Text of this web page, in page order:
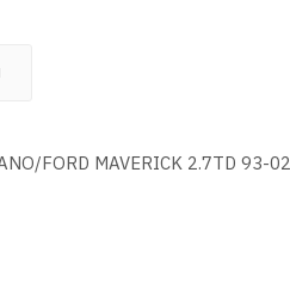
FORD MAVERICK 2.7TD 93-02